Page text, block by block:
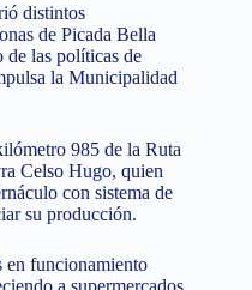
distintos
de Picada Bella
de las políticas de
la Municipalidad
985 de la Ruta
Celso Hugo, quien
con sistema de
su producción.
en funcionamiento
a supermercados